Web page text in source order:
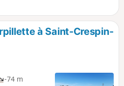
à proximité
par la Moine lors
ce circuit.à Saint-Crespin-
-74 m